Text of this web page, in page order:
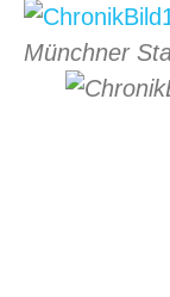
Münchner